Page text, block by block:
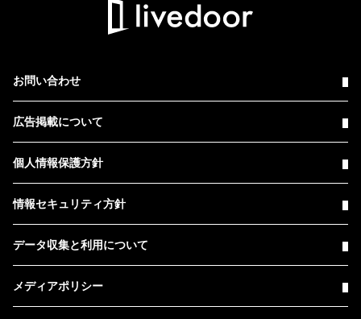
お問い合わせ
広告掲載について
個人情報保護方針
情報セキュリティ方針
データ収集と利用について
メディアポリシー